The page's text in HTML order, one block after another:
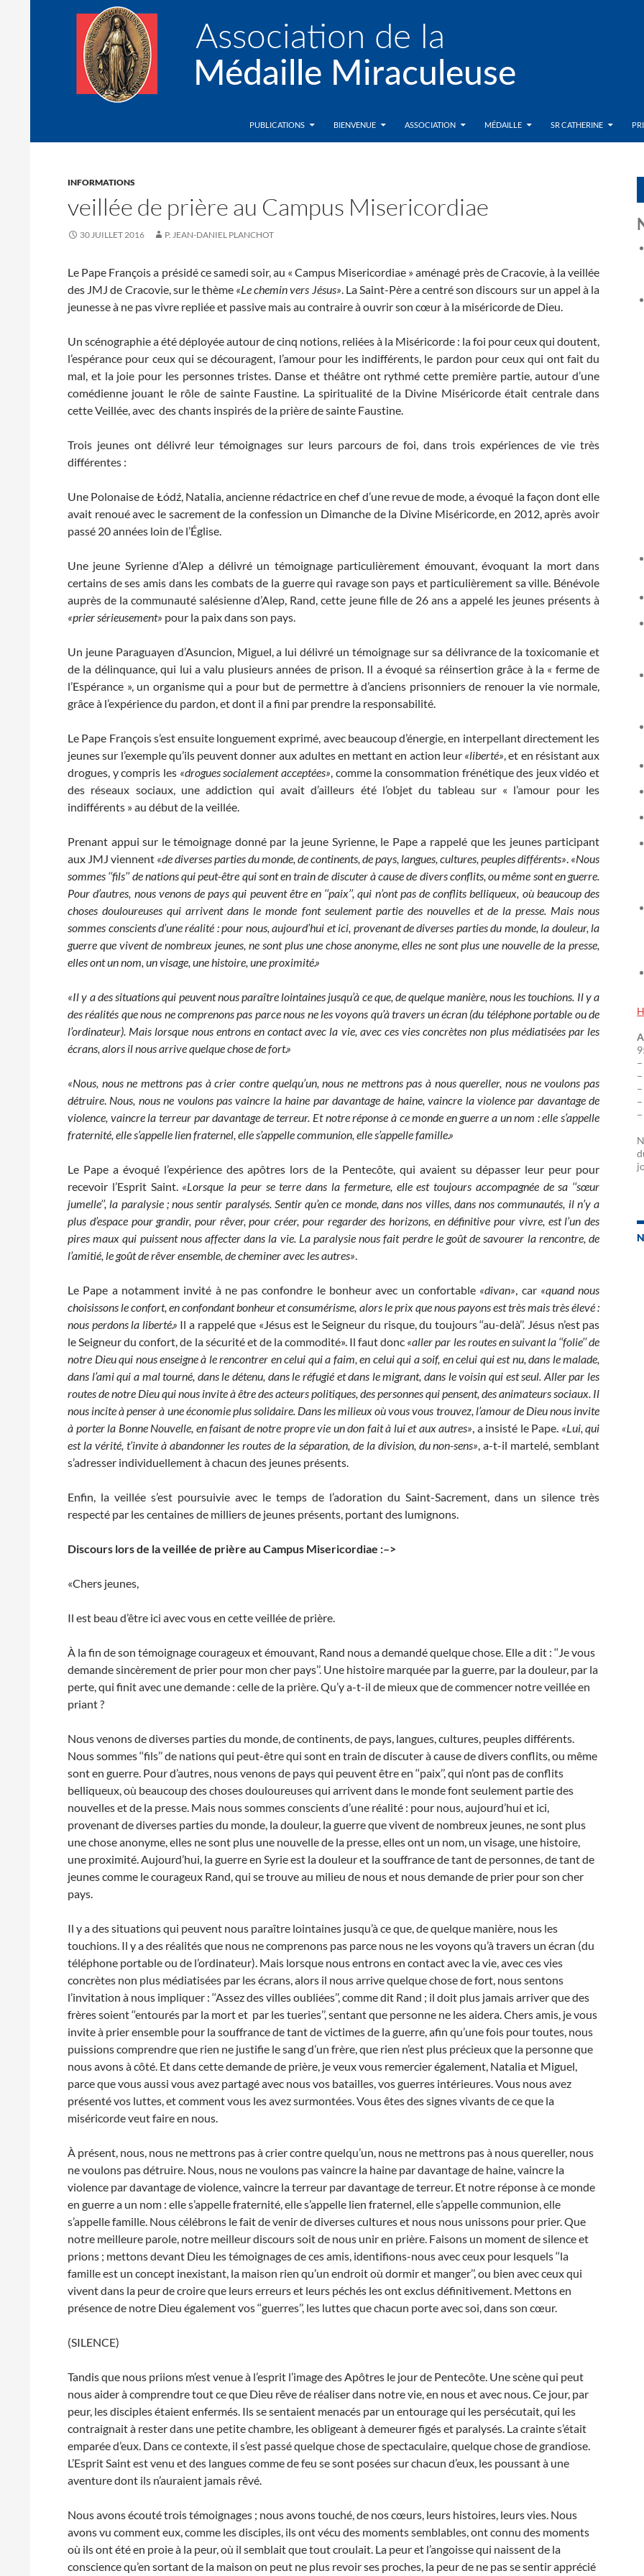
Association de la Médaille MiraculeusePUBLICATIONS BIENVENUE ASSOCIATION MÉDAILLE SR CATHERINE
INFORMATIONS
veillée de prière au Campus Misericordiae
30 JUILLET 2016 P. JEAN-DANIEL PLANCHOT
Le Pape François a présidé ce samedi soir, au « Campus Misericordiae » aménagé près de Cracovie, à la veillée
des JMJ de Cracovie, sur le thème «Le chemin vers Jésus». La Saint-Père a centré son discours sur un appel à la
jeunesse à ne pas vivre repliée et passive mais au contraire à ouvrir son cœur à la miséricorde de Dieu.
Un scénographie a été déployée autour de cinq notions, reliées à la Miséricorde : la foi pour ceux qui doutent,
l’espérance pour ceux qui se découragent, l’amour pour les indifférents, le pardon pour ceux qui ont fait du
mal, et la joie pour les personnes tristes. Danse et théâtre ont rythmé cette première partie, autour d’une
comédienne jouant le rôle de sainte Faustine. La spiritualité de la Divine Miséricorde était centrale dans
cette Veillée, avec des chants inspirés de la prière de sainte Faustine.
Trois jeunes ont délivré leur témoignages sur leurs parcours de foi, dans trois expériences de vie très
différentes :
Une Polonaise de Łódź, Natalia, ancienne rédactrice en chef d’une revue de mode, a évoqué la façon dont elle
avait renoué avec le sacrement de la confession un Dimanche de la Divine Miséricorde, en 2012, après avoir
passé 20 années loin de l’Église.
Une jeune Syrienne d’Alep a délivré un témoignage particulièrement émouvant, évoquant la mort dans
certains de ses amis dans les combats de la guerre qui ravage son pays et particulièrement sa ville. Bénévole
auprès de la communauté salésienne d’Alep, Rand, cette jeune fille de 26 ans a appelé les jeunes présents à
«prier sérieusement» pour la paix dans son pays.
Un jeune Paraguayen d’Asuncion, Miguel, a lui délivré un témoignage sur sa délivrance de la toxicomanie et
de la délinquance, qui lui a valu plusieurs années de prison. Il a évoqué sa réinsertion grâce à la « ferme de
l’Espérance », un organisme qui a pour but de permettre à d’anciens prisonniers de renouer la vie normale,
grâce à l’expérience du pardon, et dont il a fini par prendre la responsabilité.
Le Pape François s’est ensuite longuement exprimé, avec beaucoup d’énergie, en interpellant directement les
jeunes sur l’exemple qu’ils peuvent donner aux adultes en mettant en action leur «liberté», et en résistant aux
drogues, y compris les «drogues socialement acceptées», comme la consommation frénétique des jeux vidéo et
des réseaux sociaux, une addiction qui avait d’ailleurs été l’objet du tableau sur « l’amour pour les
indifférents » au début de la veillée.
Prenant appui sur le témoignage donné par la jeune Syrienne, le Pape a rappelé que les jeunes participant
aux JMJ viennent «de diverses parties du monde, de continents, de pays, langues, cultures, peuples différents». «Nous
sommes ‘‘fils’’ de nations qui peut-être qui sont en train de discuter à cause de divers conflits, ou même sont en guerre.
Pour d’autres, nous venons de pays qui peuvent être en ‘‘paix’’, qui n’ont pas de conflits belliqueux, où beaucoup des
choses douloureuses qui arrivent dans le monde font seulement partie des nouvelles et de la presse. Mais nous
sommes conscients d’une réalité : pour nous, aujourd’hui et ici, provenant de diverses parties du monde, la douleur, la
guerre que vivent de nombreux jeunes, ne sont plus une chose anonyme, elles ne sont plus une nouvelle de la presse,
elles ont un nom, un visage, une histoire, une proximité.»
«Il y a des situations qui peuvent nous paraître lointaines jusqu’à ce que, de quelque manière, nous les touchions. Il y a
des réalités que nous ne comprenons pas parce nous ne les voyons qu’à travers un écran (du téléphone portable ou de
l’ordinateur). Mais lorsque nous entrons en contact avec la vie, avec ces vies concrètes non plus médiatisées par les
écrans, alors il nous arrive quelque chose de fort.»
«Nous, nous ne mettrons pas à crier contre quelqu’un, nous ne mettrons pas à nous quereller, nous ne voulons pas
détruire. Nous, nous ne voulons pas vaincre la haine par davantage de haine, vaincre la violence par davantage de
violence, vaincre la terreur par davantage de terreur. Et notre réponse à ce monde en guerre a un nom : elle s’appelle
fraternité, elle s’appelle lien fraternel, elle s’appelle communion, elle s’appelle famille.»
Le Pape a évoqué l’expérience des apôtres lors de la Pentecôte, qui avaient su dépasser leur peur pour
recevoir l’Esprit Saint. «Lorsque la peur se terre dans la fermeture, elle est toujours accompagnée de sa ‘‘sœur
jumelle’’, la paralysie ; nous sentir paralysés. Sentir qu’en ce monde, dans nos villes, dans nos communautés, il n’y a
plus d’espace pour grandir, pour rêver, pour créer, pour regarder des horizons, en définitive pour vivre, est l’un des
pires maux qui puissent nous affecter dans la vie. La paralysie nous fait perdre le goût de savourer la rencontre, de
l’amitié, le goût de rêver ensemble, de cheminer avec les autres».
Le Pape a notamment invité à ne pas confondre le bonheur avec un confortable«divan», car «quand nous
choisissons le confort, en confondant bonheur et consumérisme, alors le prix que nous payons est très mais très élevé :
nous perdons la liberté.» Il a rappelé que «Jésus est le Seigneur du risque, du toujours ‘‘au-delà’’. Jésus n’est pas
le Seigneur du confort, de la sécurité et de la commodité». Il faut donc «aller par les routes en suivant la ‘‘folie’’ de
notre Dieu qui nous enseigne à le rencontrer en celui qui a faim, en celui qui a soif, en celui qui est nu, dans le malade,
dans l’ami qui a mal tourné, dans le détenu, dans le réfugié et dans le migrant, dans le voisin qui est seul. Aller par les
routes de notre Dieu qui nous invite à être des acteurs politiques, des personnes qui pensent, des animateurs sociaux. Il
nous incite à penser à une économie plus solidaire. Dans les milieux où vous vous trouvez, l’amour de Dieu nous invite
à porter la Bonne Nouvelle, en faisant de notre propre vie un don fait à lui et aux autres», a insisté le Pape. «Lui, qui
est la vérité, t’invite à abandonner les routes de la séparation, de la division, du non-sens», a-t-il martelé, semblant
s’adresser individuellement à chacun des jeunes présents.
Enfin, la veillée s’est poursuivie avec le temps de l’adoration du Saint-Sacrement, dans un silence très
respecté par les centaines de milliers de jeunes présents, portant des lumignons.
Discours lors de la veillée de prière au Campus Misericordiae :–>
«Chers jeunes,
Il est beau d’être ici avec vous en cette veillée de prière.
À la fin de son témoignage courageux et émouvant, Rand nous a demandé quelque chose. Elle a dit : ‘‘Je vous
demande sincèrement de prier pour mon cher pays’’. Une histoire marquée par la guerre, par la douleur, par la
perte, qui finit avec une demande : celle de la prière. Qu’y a-t-il de mieux que de commencer notre veillée en
priant ?
Nous venons de diverses parties du monde, de continents, de pays, langues, cultures, peuples différents.
Nous sommes ‘‘fils’’ de nations qui peut-être qui sont en train de discuter à cause de divers conflits, ou même
sont en guerre. Pour d’autres, nous venons de pays qui peuvent être en ‘‘paix’’, qui n’ont pas de conflits
belliqueux, où beaucoup des choses douloureuses qui arrivent dans le monde font seulement partie des
nouvelles et de la presse. Mais nous sommes conscients d’une réalité : pour nous, aujourd’hui et ici,
provenant de diverses parties du monde, la douleur, la guerre que vivent de nombreux jeunes, ne sont plus
une chose anonyme, elles ne sont plus une nouvelle de la presse, elles ont un nom, un visage, une histoire,
une proximité. Aujourd’hui, la guerre en Syrie est la douleur et la souffrance de tant de personnes, de tant de
jeunes comme le courageux Rand, qui se trouve au milieu de nous et nous demande de prier pour son cher
pays.
Il y a des situations qui peuvent nous paraître lointaines jusqu’à ce que, de quelque manière, nous les
touchions. Il y a des réalités que nous ne comprenons pas parce nous ne les voyons qu’à travers un écran (du
téléphone portable ou de l’ordinateur). Mais lorsque nous entrons en contact avec la vie, avec ces vies
concrètes non plus médiatisées par les écrans, alors il nous arrive quelque chose de fort, nous sentons
l’invitation à nous impliquer : ‘‘Assez des villes oubliées’’, comme dit Rand ; il doit plus jamais arriver que des
frères soient ‘‘entourés par la mort et par les tueries’’, sentant que personne ne les aidera. Chers amis, je vous
invite à prier ensemble pour la souffrance de tant de victimes de la guerre, afin qu’une fois pour toutes, nous
puissions comprendre que rien ne justifie le sang d’un frère, que rien n’est plus précieux que la personne que
nous avons à côté. Et dans cette demande de prière, je veux vous remercier également, Natalia et Miguel,
parce que vous aussi vous avez partagé avec nous vos batailles, vos guerres intérieures. Vous nous avez
présenté vos luttes, et comment vous les avez surmontées. Vous êtes des signes vivants de ce que la
miséricorde veut faire en nous.
À présent, nous, nous ne mettrons pas à crier contre quelqu’un, nous ne mettrons pas à nous quereller, nous
ne voulons pas détruire. Nous, nous ne voulons pas vaincre la haine par davantage de haine, vaincre la
violence par davantage de violence, vaincre la terreur par davantage de terreur. Et notre réponse à ce monde
en guerre a un nom : elle s’appelle fraternité, elle s’appelle lien fraternel, elle s’appelle communion, elle
s’appelle famille. Nous célébrons le fait de venir de diverses cultures et nous nous unissons pour prier. Que
notre meilleure parole, notre meilleur discours soit de nous unir en prière. Faisons un moment de silence et
prions ; mettons devant Dieu les témoignages de ces amis, identifions-nous avec ceux pour lesquels ‘‘la
famille est un concept inexistant, la maison rien qu’un endroit où dormir et manger’’, ou bien avec ceux qui
vivent dans la peur de croire que leurs erreurs et leurs péchés les ont exclus définitivement. Mettons en
présence de notre Dieu également vos ‘‘guerres’’, les luttes que chacun porte avec soi, dans son cœur.
(SILENCE)
Tandis que nous priions m’est venue à l’esprit l’image des Apôtres le jour de Pentecôte. Une scène qui peut
nous aider à comprendre tout ce que Dieu rêve de réaliser dans notre vie, en nous et avec nous. Ce jour, par
peur, les disciples étaient enfermés. Ils se sentaient menacés par un entourage qui les persécutait, qui les
contraignait à rester dans une petite chambre, les obligeant à demeurer figés et paralysés. La crainte s’était
emparée d’eux. Dans ce contexte, il s’est passé quelque chose de spectaculaire, quelque chose de grandiose.
L’Esprit Saint est venu et des langues comme de feu se sont posées sur chacun d’eux, les poussant à une
aventure dont ils n’auraient jamais rêvé.
Nous avons écouté trois témoignages ; nous avons touché, de nos cœurs, leurs histoires, leurs vies. Nous
avons vu comment eux, comme les disciples, ils ont vécu des moments semblables, ont connu des moments
où ils ont été en proie à la peur, où il semblait que tout croulait. La peur et l’angoisse qui naissent de la
conscience qu’en sortant de la maison on peut ne plus revoir ses proches, la peur de ne pas se sentir apprécié